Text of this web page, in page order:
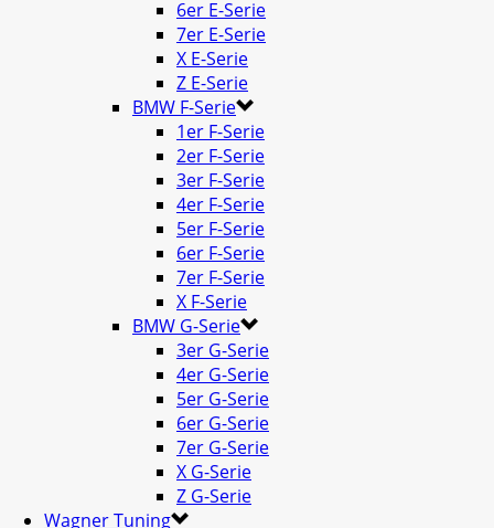
6er E-Serie
7er E-Serie
X E-Serie
Z E-Serie
BMW F-Serie
1er F-Serie
2er F-Serie
3er F-Serie
4er F-Serie
5er F-Serie
6er F-Serie
7er F-Serie
X F-Serie
BMW G-Serie
3er G-Serie
4er G-Serie
5er G-Serie
6er G-Serie
7er G-Serie
X G-Serie
Z G-Serie
Wagner Tuning